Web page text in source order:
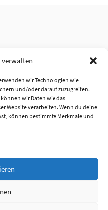
wir Technologien wie
und/oder darauf zuzugreifen.
wir Daten wie das
Website verarbeiten. Wenn du deine
können bestimmte Merkmale und